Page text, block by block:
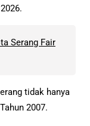
Serang Fair
tidak hanya
2007.